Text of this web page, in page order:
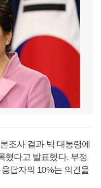
조사 결과 박 대통령에
했다고 발표했다. 부정
답자의 10%는 의견을